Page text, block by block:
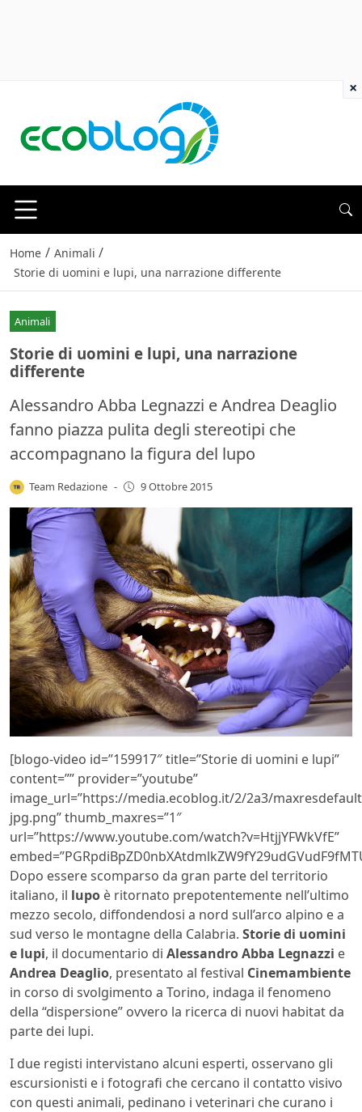
Home / Animali /
Storie di uomini e lupi, una narrazione differente
Animali
Storie di uomini e lupi, una narrazione
differente
Alessandro Abba Legnazzi e Andrea Deaglio
fanno piazza pulita degli stereotipi che
accompagnano la figura del lupo
Team Redazione - 9 Ottobre 2015
[blogo-video id=”159917″ title=”Storie di uomini e lupi”
content=”” provider=”youtube”
image_url=”https://media.ecoblog.it/2/2a3/
jpg.png” thumb_maxres=”1″
url=”https://www.youtube.com/watch?v=HtjjYFWkVfE”
Dopo essere scomparso da gran parte del territorio
italiano, il lupo è ritornato prepotentemente nell’ultimo
mezzo secolo, diffondendosi a nord sull’arco alpino e a
sud verso le montagne della Calabria. Storie di uomini
e lupi, il documentario di Alessandro Abba Legnazzi e
Andrea Deaglio, presentato al festival Cinemambiente
in corso di svolgimento a Torino, indaga il fenomeno
della “dispersione” ovvero la ricerca di nuovi habitat da
parte dei lupi.
I due registi intervistano alcuni esperti, osservano gli
escursionisti e i fotografi che cercano il contatto visivo
con questi animali, pedinano i veterinari che curano i
×